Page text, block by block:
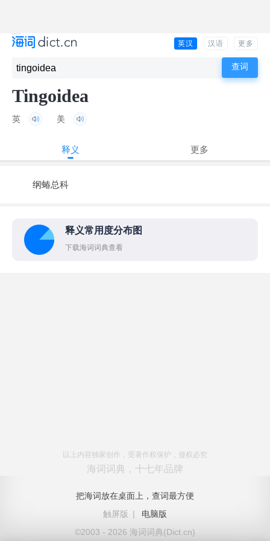
英汉 汉语 更多
Tingoidea
英 美
释义 更多
纲蝽总科
释义常用度分布图
下载海词词典查看
以上内容独家创作，受著作权保护，侵权必究
海词词典，十七年品牌
把海词放在桌面上，查词最方便
触屏版
|
电脑版
©2003 - 2026 海词词典(Dict.cn)